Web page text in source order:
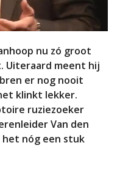
nu zó groot
Uiteraard meent hij
er nog nooit
klinkt lekker.
ruziezoeker
Van den
het nóg een stuk